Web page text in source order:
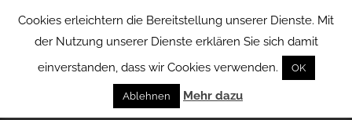
Cookies erleichtern die Bereitstellung unserer Dienste. Mit
der Nutzung unserer Dienste erklären Sie sich damit
einverstanden, dass wir Cookies verwenden.
OK
Ablehnen Mehr dazu